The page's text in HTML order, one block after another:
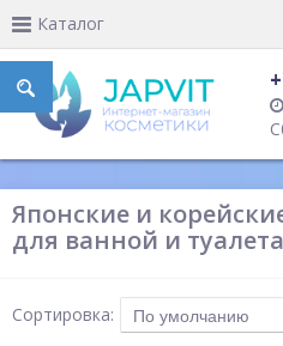
Каталог
Японские и
для ванной и туалета
Сортировка: По умолчанию